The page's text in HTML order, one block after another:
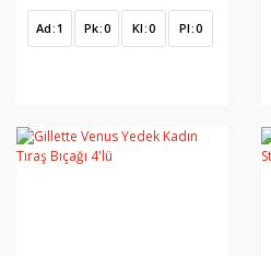
Ad 1 Pk 0 Kl 0 Pl 0